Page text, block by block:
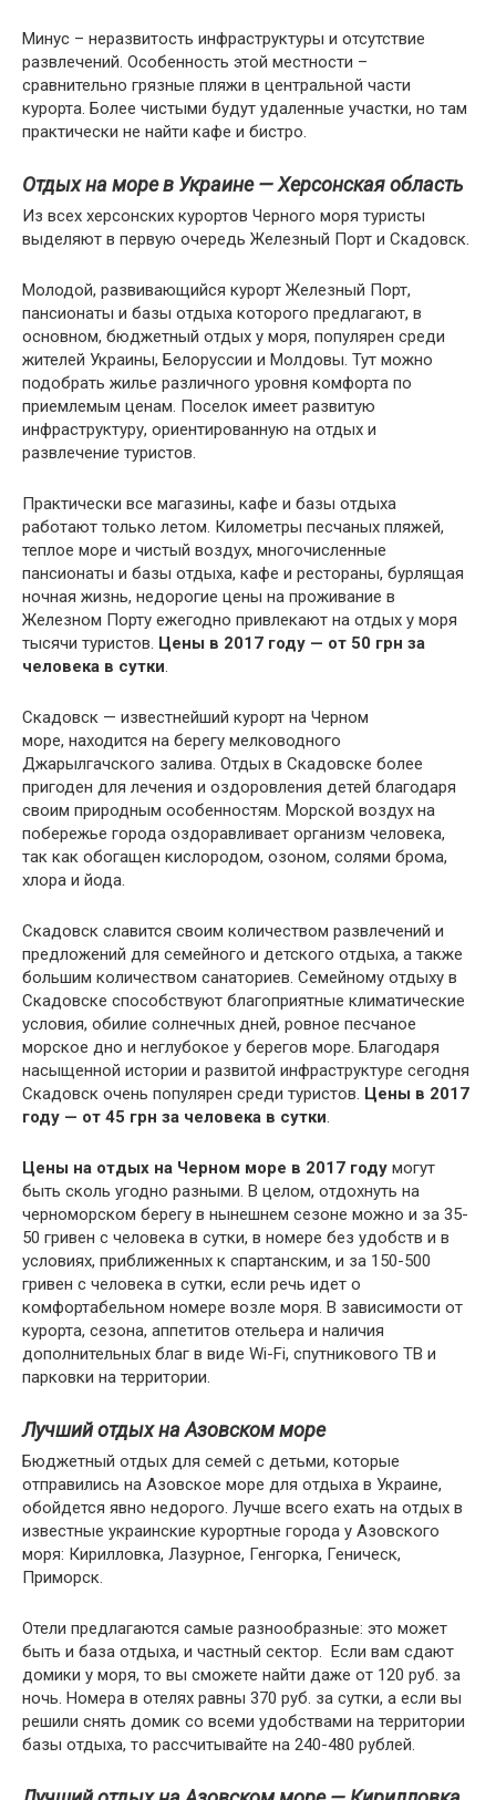
Минус – неразвитость инфраструктуры и отсутствие
развлечений. Особенность этой местности –
сравнительно грязные пляжи в центральной части
курорта. Более чистыми будут удаленные участки, но там
практически не найти кафе и бистро.
Отдых на море в Украине —Херсонская область
Из всех херсонских курортов Черного моря туристы
выделяют в первую очередь Железный Порт и Скадовск.
Молодой, развивающийся курорт Железный Порт,
пансионаты и базы отдыха которого предлагают, в
основном, бюджетный отдых у моря, популярен среди
жителей Украины, Белоруссии и Молдовы. Тут можно
подобрать жилье различного уровня комфорта по
приемлемым ценам. Поселок имеет развитую
инфраструктуру, ориентированную на отдых и
развлечение туристов.
Практически все магазины, кафе и базы отдыха
работают только летом. Километры песчаных пляжей,
теплое море и чистый воздух, многочисленные
пансионаты и базы отдыха, кафе и рестораны, бурлящая
ночная жизнь, недорогие цены на проживание в
Железном Порту ежегодно привлекают на отдых у моря
тысячи туристов. Цены в 2017 году — от 50 грн за
человека в сутки.
Скадовск — известнейший курорт на Черном
море, находится на берегу мелководного
Джарылгачского залива. Отдых в Скадовске более
пригоден для лечения и оздоровления детей благодаря
своим природным особенностям. Морской воздух на
побережье города оздоравливает организм человека,
так как обогащен кислородом, озоном, солями брома,
хлора и йода.
Скадовск славится своим количеством развлечений и
предложений для семейного и детского отдыха, а также
большим количеством санаториев. Семейному отдыху в
Скадовске способствуют благоприятные климатические
условия, обилие солнечных дней, ровное песчаное
морское дно и неглубокое у берегов море. Благодаря
насыщенной истории и развитой инфраструктуре сегодня
Скадовск очень популярен среди туристов. Цены в 2017
году — от 45 грн за человека в сутки.
Цены на отдых на Черном море в 2017 году могут
быть сколь угодно разными. В целом, отдохнуть на
черноморском берегу в нынешнем сезоне можно и за 35-
50 гривен с человека в сутки, в номере без удобств и в
условиях, приближенных к спартанским, и за 150-500
гривен с человека в сутки, если речь идет о
комфортабельном номере возле моря. В зависимости от
курорта, сезона, аппетитов отельера и наличия
дополнительных благ в виде Wi-Fi, спутникового ТВ и
парковки на территории.
Лучший отдых на Азовском море
Бюджетный отдых для семей с детьми, которые
отправились на Азовское море для отдыха в Украине,
обойдется явно недорого. Лучше всего ехать на отдых в
известные украинские курортные города у Азовского
моря: Кирилловка, Лазурное, Генгорка, Геническ,
Приморск.
Отели предлагаются самые разнообразные: это может
быть и база отдыха, и частный сектор. Если вам сдают
домики у моря, то вы сможете найти даже от 120 руб. за
ночь. Номера в отелях равны 370 руб. за сутки, а если вы
решили снять домик со всеми удобствами на территории
базы отдыха, то рассчитывайте на 240-480 рублей.